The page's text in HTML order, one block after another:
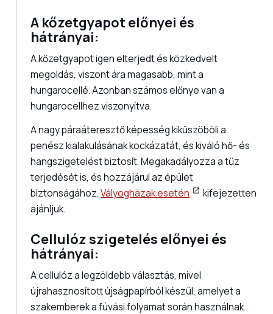
A kőzetgyapot előnyei és
hátrányai:
A kőzetgyapot igen elterjedt és közkedvelt
megoldás, viszont ára magasabb, mint a
hungarocellé. Azonban számos előnye van a
hungarocellhez viszonyítva.
A nagy páraáteresztő képesség kiküszöböli a
penész kialakulásának kockázatát, és kiváló hő- és
hangszigetelést biztosít. Megakadályozza a tűz
terjedését is, és hozzájárul az épület
biztonságához.Vályogházak esetén
kifejezetten
ajánljuk.
Cellulóz szigetelés előnyei és
hátrányai:
A cellulóz a legzöldebb választás, mivel
újrahasznosított újságpapírból készül, amelyet a
szakemberek a fúvási folyamat során használnak.